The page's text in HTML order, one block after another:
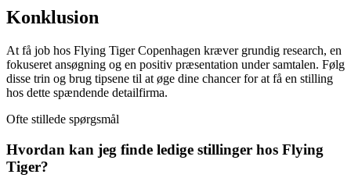
Konklusion
At få job hos Flying Tiger Copenhagen kræver grundig research, en
fokuseret ansøgning og en positiv præsentation under samtalen. Følg
disse trin og brug tipsene til at øge dine chancer for at få en stilling
hos dette spændende detailfirma.
Ofte stillede spørgsmål
Hvordan kan jeg finde ledige stillinger hos Flying
Tiger?